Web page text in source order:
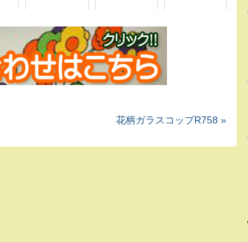
花柄ガラスコップR758 »